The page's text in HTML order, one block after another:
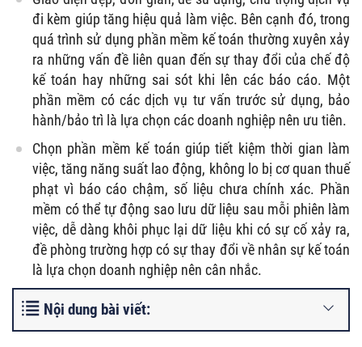
đi kèm giúp tăng hiệu quả làm việc. Bên cạnh đó, trong
quá trình sử dụng phần mềm kế toán thường xuyên xảy
ra những vấn đề liên quan đến sự thay đổi của chế độ
kế toán hay những sai sót khi lên các báo cáo. Một
phần mềm có các dịch vụ tư vấn trước sử dụng, bảo
hành/bảo trì là lựa chọn các doanh nghiệp nên ưu tiên.
Chọn phần mềm kế toán giúp tiết kiệm thời gian làm
việc, tăng năng suất lao động, không lo bị cơ quan thuế
phạt vì báo cáo chậm, số liệu chưa chính xác. Phần
mềm có thể tự động sao lưu dữ liệu sau mỗi phiên làm
việc, dễ dàng khôi phục lại dữ liệu khi có sự cố xảy ra,
đề phòng trường hợp có sự thay đổi về nhân sự kế toán
là lựa chọn doanh nghiệp nên cân nhắc.
Nội dung bài viết: